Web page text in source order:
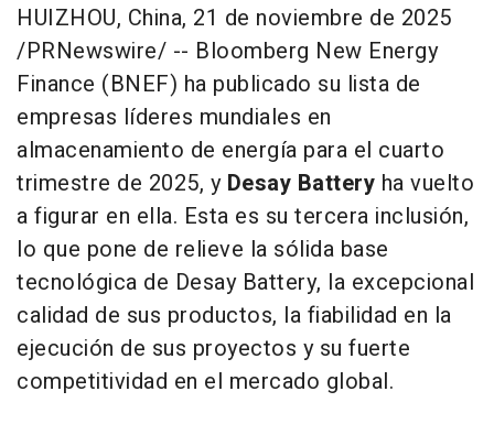
HUIZHOU, China, 21 de noviembre de 2025
/PRNewswire/ -- Bloomberg New Energy
Finance (BNEF) ha publicado su lista de
empresas líderes mundiales en
almacenamiento de energía para el cuarto
trimestre de 2025, y Desay Battery ha vuelto
a figurar en ella. Esta es su tercera inclusión,
lo que pone de relieve la sólida base
tecnológica de Desay Battery, la excepcional
calidad de sus productos, la fiabilidad en la
ejecución de sus proyectos y su fuerte
competitividad en el mercado global.